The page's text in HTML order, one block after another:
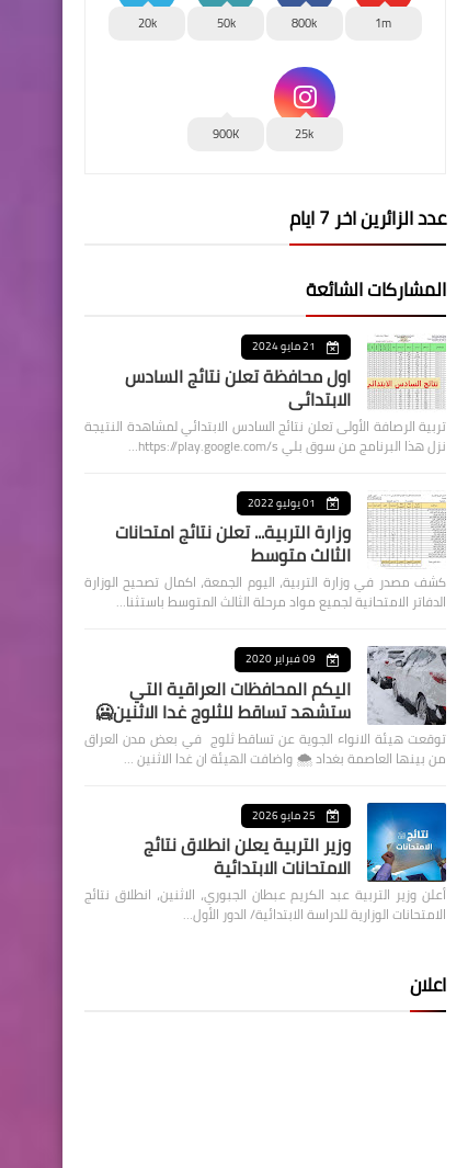
1m
800k
50k
20k
25k
900K
عدد الزائرين اخر 7 ايام
المشاركات الشائعة
21 مايو 2024
اول محافظة تعلن نتائج السادس
الابتدائي
تربية الرصافة الأولى تعلن نتائج السادس الابتدائي لمشاهدة النتيجة
نزل هذا البرنامج من سوق بلي https://play.google.com/s…
01 يوليو 2022
وزارة التربية... تعلن نتائج امتحانات
الثالث متوسط
كشف مصدر في وزارة التربية، اليوم الجمعة، اكمال تصحيح الوزارة
الدفاتر الامتحانية لجميع مواد مرحلة الثالث المتوسط باستثنا…
09 فبراير 2020
اليكم المحافظات العراقية التي
ستشهد تساقط للثلوج غدا الاثنين🥶
توقعت هيئة الانواء الجوية عن تساقط ثلوج في بعض مدن العراق
من بينها العاصمة بغداد ⁦🌨️⁩ واضافت الهيئة ان غدا الاثنين …
25 مايو 2026
وزير التربية يعلن انطلاق نتائج
الامتحانات الابتدائية
أعلن وزير التربية عبد الكريم عبطان الجبوري، الاثنين، انطلاق نتائج
الامتحانات الوزارية للدراسة الابتدائية/ الدور الأول…
اعلان